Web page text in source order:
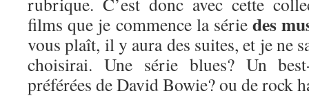
films que je commence la série des
vous plaît, il y aura des suites, et je ne
choisirai. Une série blues? Un
préférées de David Bowie? ou de rock